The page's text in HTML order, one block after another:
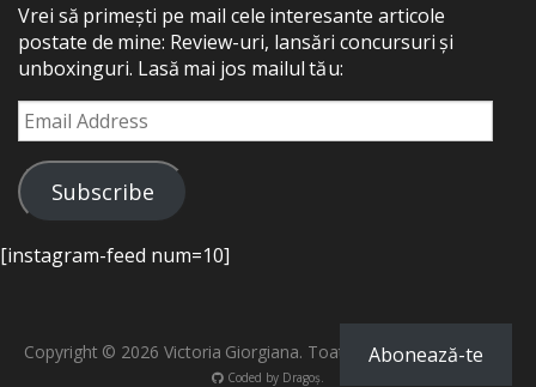
Vrei să primești pe mail cele interesante articole
postate de mine: Review-uri, lansări concursuri și
unboxinguri. Lasă mai jos mailul tău:
Email
Address
Subscribe
[instagram-feed num=10]
Copyright © 2026 Victoria Giorgiana. Toate drepturile rezervate.
Coded by Dragoș.
Abonează-te